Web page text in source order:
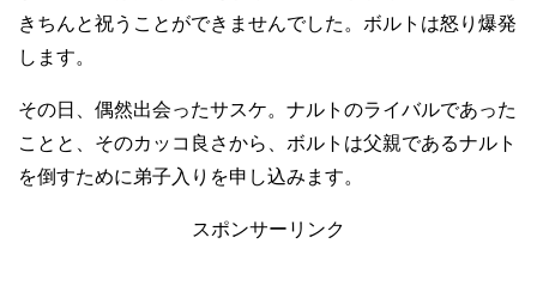
きちんと祝うことができませんでした。ボルトは怒り爆発
します。
その日、偶然出会ったサスケ。ナルトのライバルであった
ことと、そのカッコ良さから、ボルトは父親であるナルト
を倒すために弟子入りを申し込みます。
スポンサーリンク